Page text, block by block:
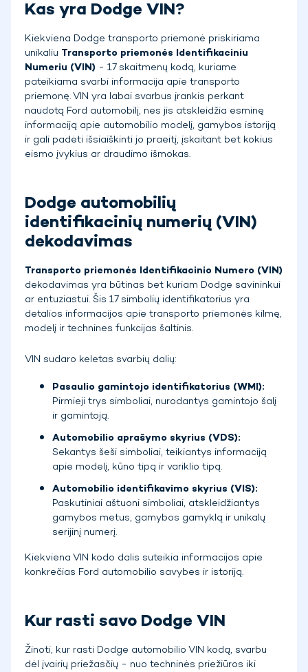
Kas yra Dodge VIN?
Kiekviena Dodge transporto priemonė priskiriama
unikaliu Transporto priemonės Identifikaciniu
Numeriu (VIN) - 17 skaitmenų kodą, kuriame
pateikiama svarbi informacija apie transporto
priemonę. VIN yra labai svarbus įrankis perkant
naudotą Ford automobilį, nes jis atskleidžia esminę
informaciją apie automobilio modelį, gamybos istoriją
ir gali padėti išsiaiškinti jo praeitį, įskaitant bet kokius
eismo įvykius ar draudimo išmokas.
Dodge automobilių
identifikacinių numerių (VIN)
dekodavimas
Transporto priemonės Identifikacinio Numero (VIN)
dekodavimas yra būtinas bet kuriam Dodge savininkui
ar entuziastui. Šis 17 simbolių identifikatorius yra
detalios informacijos apie transporto priemonės kilmę,
modelį ir technines funkcijas šaltinis.
VIN sudaro keletas svarbių dalių:
Pasaulio gamintojo identifikatorius (WMI):
Pirmieji trys simboliai, nurodantys gamintojo šalį
ir gamintoją.
Automobilio aprašymo skyrius (VDS):
Sekantys šeši simboliai, teikiantys informaciją
apie modelį, kūno tipą ir variklio tipą.
Automobilio identifikavimo skyrius (VIS):
Paskutiniai aštuoni simboliai, atskleidžiantys
gamybos metus, gamybos gamyklą ir unikalų
serijinį numerį.
Kiekviena VIN kodo dalis suteikia informacijos apie
konkrečias Ford automobilio savybes ir istoriją.
Kur rasti savo Dodge VIN
Žinoti, kur rasti Dodge automobilio VIN kodą, svarbu
dėl įvairių priežasčių - nuo techninės priežiūros iki